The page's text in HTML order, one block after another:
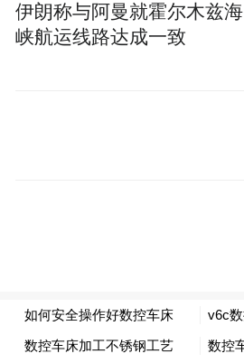
伊朗称与阿曼就霍尔木兹海
峡航运线路达成一致